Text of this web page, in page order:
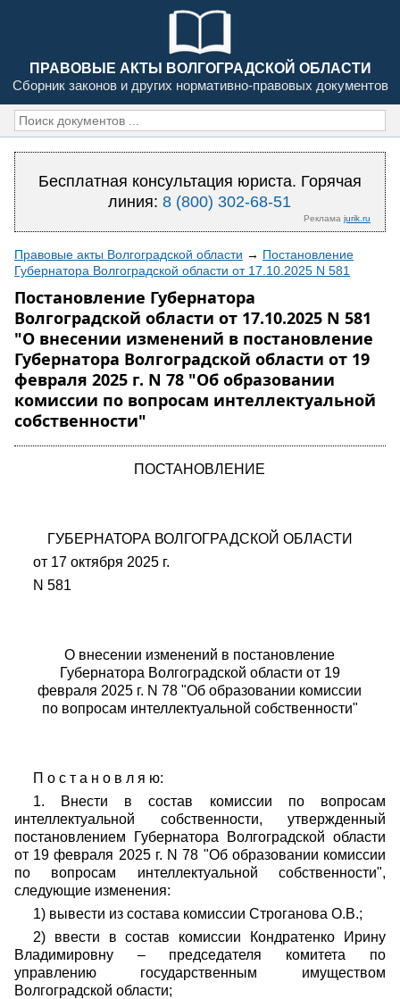
ПРАВОВЫЕ АКТЫ ВОЛГОГРАДСКОЙ ОБЛАСТИ
Сборник законов и других нормативно-правовых документов
Бесплатная консультация юриста. Горячая
линия:8 (800) 302-68-51
Реклама jurik.ru
Правовые акты Волгоградской области → Постановление
Губернатора Волгоградской области от 17.10.2025 N 581
Постановление Губернатора
Волгоградской области от 17.10.2025 N 581
"О внесении изменений в постановление
Губернатора Волгоградской области от 19
февраля 2025 г. N 78 "Об образовании
комиссии по вопросам интеллектуальной
собственности"
ПОСТАНОВЛЕНИЕ
ГУБЕРНАТОРА ВОЛГОГРАДСКОЙ ОБЛАСТИ
от 17 октября 2025 г.
N 581
О внесении изменений в постановление
Губернатора Волгоградской области от 19
февраля 2025 г. N 78 "Об образовании комиссии
по вопросам интеллектуальной собственности"
П о с т а н о в л я ю:
1. Внести в состав комиссии по вопросам
интеллектуальной собственности, утвержденный
постановлением Губернатора Волгоградской области
от 19 февраля 2025 г. N 78 "Об образовании комиссии
по вопросам интеллектуальной собственности",
следующие изменения:
1) вывести из состава комиссии Строганова О.В.;
2) ввести в состав комиссии Кондратенко Ирину
Владимировну – председателя комитета по
управлению государственным имуществом
Волгоградской области;